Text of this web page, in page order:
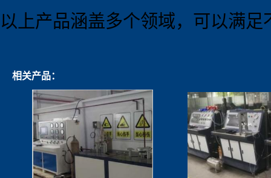
以上产品涵盖多个领域，可以满足
相关产品：